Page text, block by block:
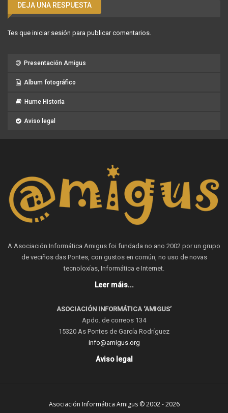
DEJA UNA RESPUESTA
Tes que iniciar sesión para publicar comentarios.
Presentación Amigus
Album fotográfico
Hume Historia
Aviso legal
A Asociación Informática Amigus foi fundada no ano 2002 por un grupo
de veciños das Pontes, con gustos en común, no uso de novas
tecnoloxías, Informática e Internet.
Leer máis...
ASOCIACIÓN INFORMÁTICA ‘AMIGUS’
Apdo. de correos 134
15320 As Pontes de García Rodríguez
info@amigus.org
Aviso legal
Asociación Informática Amigus © 2002 - 2026